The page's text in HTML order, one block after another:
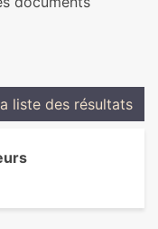
liste des résultats